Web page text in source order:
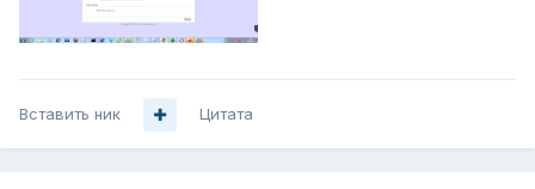
Вставить ник Цитата